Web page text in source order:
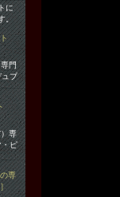
に
。
門
ュブ
専
・ピ